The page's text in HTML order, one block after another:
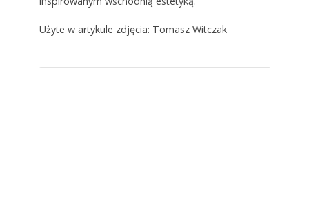
Użyte w artykule zdjęcia: Tomasz Witczak